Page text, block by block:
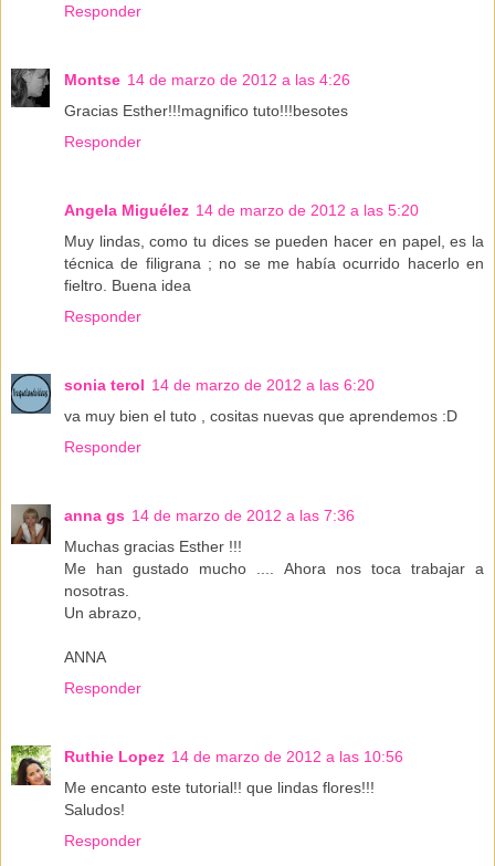
Responder
Montse 14 de marzo de 2012 a las 4:26
Gracias Esther!!!magnifico tuto!!!besotes
Responder
Angela Miguélez 14 de marzo de 2012 a las 5:20
Muy lindas, como tu dices se pueden hacer en papel, es la
técnica de filigrana ; no se me había ocurrido hacerlo en
fieltro. Buena idea
Responder
sonia terol 14 de marzo de 2012 a las 6:20
va muy bien el tuto , cositas nuevas que aprendemos :D
Responder
anna gs 14 de marzo de 2012 a las 7:36
Muchas gracias Esther !!!
Me han gustado mucho .... Ahora nos toca trabajar a
nosotras.
Un abrazo,
ANNA
Responder
Ruthie Lopez 14 de marzo de 2012 a las 10:56
Me encanto este tutorial!! que lindas flores!!!
Saludos!
Responder